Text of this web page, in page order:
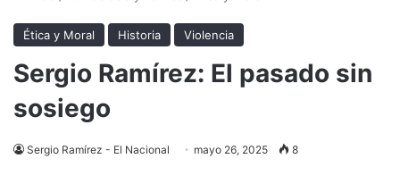
Ética y Moral Historia Violencia
Sergio Ramírez: El pasado sin
sosiego
Sergio Ramírez - El Nacional mayo 26, 2025 8